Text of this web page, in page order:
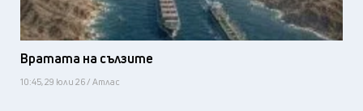
Вратата на сълзите
10:45, 29 юли 26 / Атлас